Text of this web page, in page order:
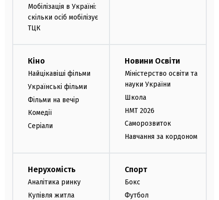
Мобілізація в Україні:
скільки осіб мобілізує
ТЦК
Кіно
Найцікавіші фільми
Українські фільми
Фільми на вечір
Комедії
Серіали
Новини Освіти
Міністерство освіти та
науки України
Школа
НМТ 2026
Саморозвиток
Навчання за кордоном
Нерухомість
Аналітика ринку
Купівля житла
Спорт
Бокс
Футбол